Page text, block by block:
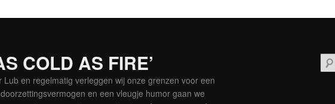
COLD AS FIRE’
Lub en regelmatig verleggen wij onze grenzen voor een
en een vleugje humor gaan we